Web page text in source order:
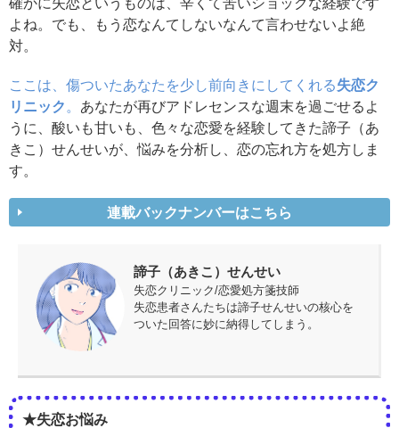
確かに失恋というものは、辛くて苦いショックな経験です
よね。でも、もう恋なんてしないなんて言わせないよ絶
対。
ここは、傷ついたあなたを少し前向きにしてくれる失恋ク
リニック 。 あなたが再びアドレセンスな週末を過ごせるよ
うに、酸いも甘いも、色々な恋愛を経験してきた諦子（あ
きこ）せんせいが、悩みを分析し、恋の忘れ方を処方しま
す。
連載バックナンバーはこちら
諦子（あきこ）せんせい
失恋クリニック/恋愛処方箋技師
失恋患者さんたちは諦子せんせいの核心を
ついた回答に妙に納得してしまう。
★失恋お悩み